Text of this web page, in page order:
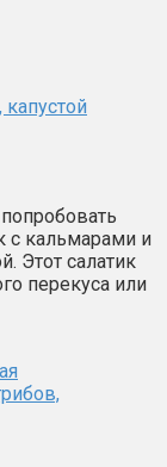
с кальмарами и
Этот салатик
перекуса или